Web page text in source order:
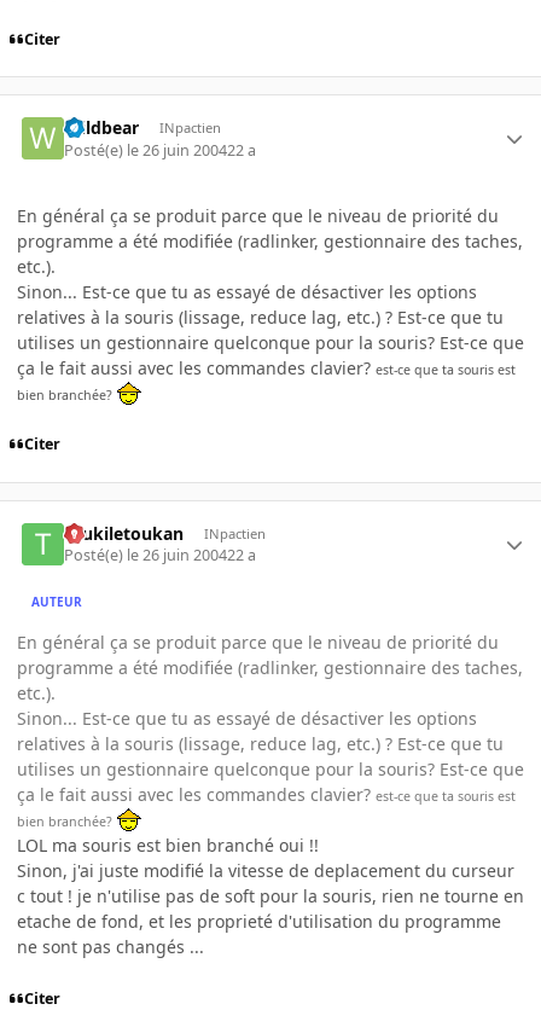
Citer
Wildbear INpactien
Posté(e) le 26 juin 200422 a
En général ça se produit parce que le niveau de priorité du
programme a été modifiée (radlinker, gestionnaire des taches,
etc.).
Sinon... Est-ce que tu as essayé de désactiver les options
relatives à la souris (lissage, reduce lag, etc.) ? Est-ce que tu
utilises un gestionnaire quelconque pour la souris? Est-ce que
ça le fait aussi avec les commandes clavier? est-ce que ta souris est
bien branchée?
Citer
toukiletoukan INpactien
Posté(e) le 26 juin 200422 a
AUTEUR
En général ça se produit parce que le niveau de priorité du
programme a été modifiée (radlinker, gestionnaire des taches,
etc.).
Sinon... Est-ce que tu as essayé de désactiver les options
relatives à la souris (lissage, reduce lag, etc.) ? Est-ce que tu
utilises un gestionnaire quelconque pour la souris? Est-ce que
ça le fait aussi avec les commandes clavier? est-ce que ta souris est
bien branchée?
LOL ma souris est bien branché oui !!
Sinon, j'ai juste modifié la vitesse de deplacement du curseur
c tout ! je n'utilise pas de soft pour la souris, rien ne tourne en
etache de fond, et les proprieté d'utilisation du programme
ne sont pas changés ...
Citer